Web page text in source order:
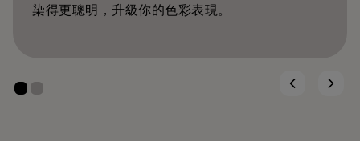
染得更聰明，升級你的色彩表現。